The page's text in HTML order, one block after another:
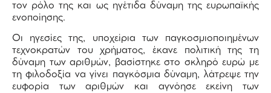
τον ρόλο της και ως ηγέτιδα δύναμη της ευρωπαϊκής
ενοποίησης.
Οι ηγεσίες της, υποχείρια των παγκοσμιοποιημένων
τεχνοκρατών του χρήματος, έκανε πολιτική της τη
δύναμη των αριθμών, βασίστηκε στο σκληρό ευρώ με
τη φιλοδοξία να γίνει παγκόσμια δύναμη, λάτρεψε την
ευφορία των αριθμών και αγνόησε εκείνη των